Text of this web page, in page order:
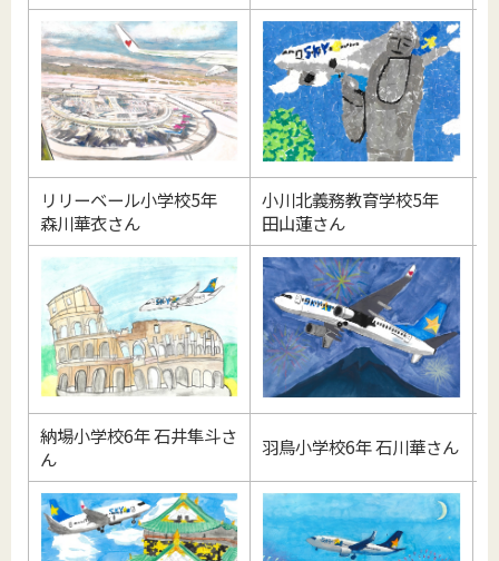
リリーベール小学校5年
森川華衣さん
小川北義務教育学校5年
田山蓮さん
納場小学校6年 石井隼斗さ
ん
羽鳥小学校6年 石川華さん